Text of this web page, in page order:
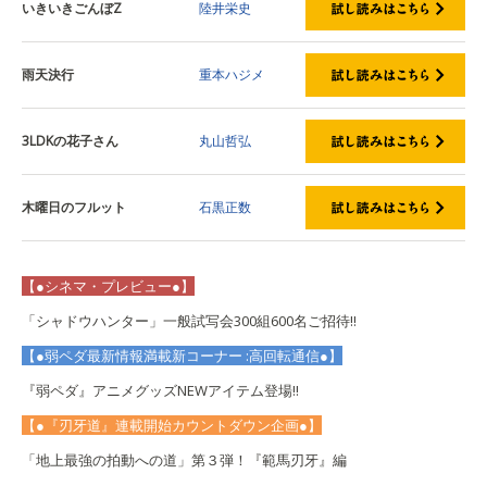
いきいきごんぼZ 陸井栄史
雨天決行 重本ハジメ
3LDKの花子さん 丸山哲弘
木曜日のフルット 石黒正数
【●シネマ・プレビュー●】
「シャドウハンター」一般試写会300組600名ご招待!!
【●弱ペダ最新情報満載新コーナー :高回転通信●】
『弱ペダ』アニメグッズNEWアイテム登場!!
【●『刃牙道』連載開始カウントダウン企画●】
「地上最強の拍動への道」第３弾！『範馬刃牙』編